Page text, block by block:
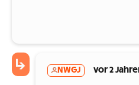
NWGJ vor 2